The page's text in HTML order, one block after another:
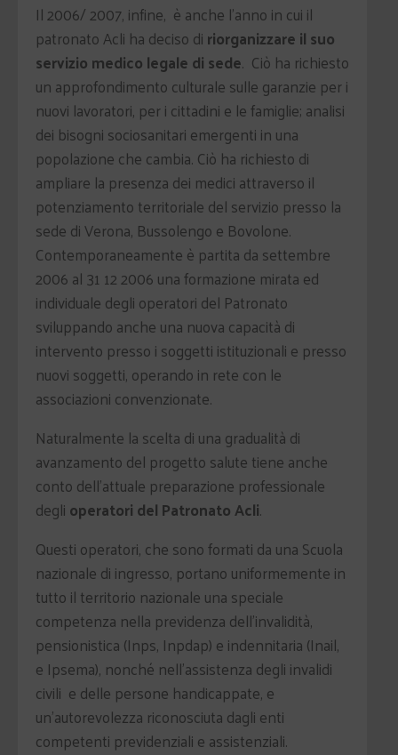
Il 2006/ 2007, infine, è anche l'anno in cui il
patronato Acli ha deciso di riorganizzare il suo
servizio medico legale di sede. Ciò ha richiesto
un approfondimento culturale sulle garanzie per i
nuovi lavoratori, per i cittadini e le famiglie; analisi
dei bisogni sociosanitari emergenti in una
popolazione che cambia. Ciò ha richiesto di
ampliare la presenza dei medici attraverso il
potenziamento territoriale del servizio presso la
sede di Verona, Bussolengo e Bovolone.
Contemporaneamente è partita da settembre
2006 al 31 12 2006 una formazione mirata ed
individuale degli operatori del Patronato
sviluppando anche una nuova capacità di
intervento presso i soggetti istituzionali e presso
nuovi soggetti, operando in rete con le
associazioni convenzionate.
Naturalmente la scelta di una gradualità di
avanzamento del progetto salute tiene anche
conto dell'attuale preparazione professionale
degli operatori del Patronato Acli.
Questi operatori, che sono formati da una Scuola
nazionale di ingresso, portano uniformemente in
tutto il territorio nazionale una speciale
competenza nella previdenza dell'invalidità,
pensionistica (Inps, Inpdap) e indennitaria (Inail,
e Ipsema), nonché nell'assistenza degli invalidi
civili e delle persone handicappate, e
un'autorevolezza riconosciuta dagli enti
competenti previdenziali e assistenziali.